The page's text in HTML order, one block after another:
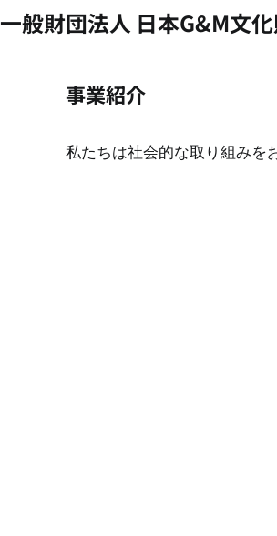
一般財団法人 日本G&M文
事業紹介
私たちは社会的な取り組みを